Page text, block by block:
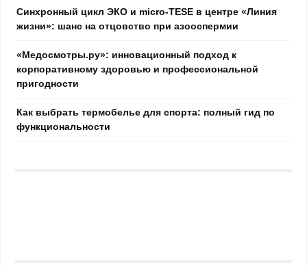
Синхронный цикл ЭКО и micro-TESE в центре «Линия
жизни»: шанс на отцовство при азооспермии
«Медосмотры.ру»: инновационный подход к
корпоративному здоровью и профессиональной
пригодности
Как выбрать термобелье для спорта: полный гид по
функциональности